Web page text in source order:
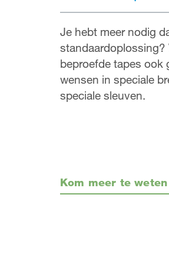
Je hebt meer nodig
standaardoplossing?
beproefde tapes ook
wensen in speciale
speciale sleuven.
Kom meer te weten